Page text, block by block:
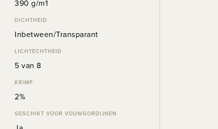
390 g/m1
DICHTHEID
Inbetween/Transparant
LICHTECHTHEID
5 van 8
KRIMP
2%
GESCHIKT VOOR VOUWGORDIJNEN